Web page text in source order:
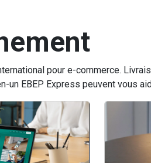
pour e-commerce.
un EBEP Express peuvent vous